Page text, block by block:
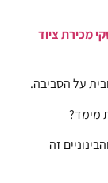
מכירת ציוד
על הסביבה.
זה